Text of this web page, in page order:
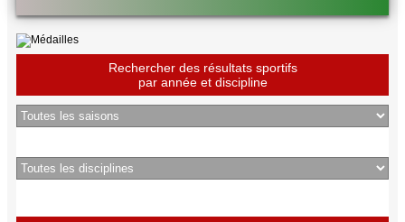
Rechercher des résultats sportifs
par année et discipline